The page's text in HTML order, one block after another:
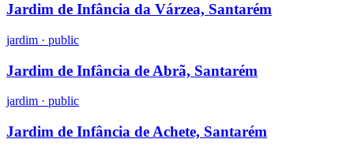
Jardim de Infância da Várzea, Santarém
jardim · public
Jardim de Infância de Abrã, Santarém
jardim · public
Jardim de Infância de Achete, Santarém